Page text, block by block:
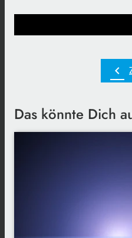
chevron_left
Das könnte Dich